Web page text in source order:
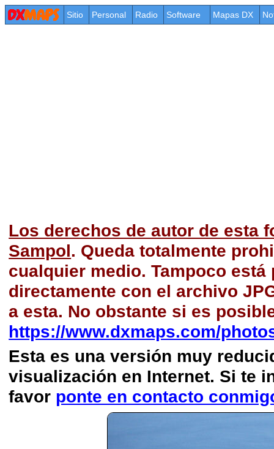
Sitio Personal Radio Software Mapas DX
Los derechos de autor de esta
Sampol. Queda totalmente
cualquier medio. Tampoco
directamente con el archivo
a esta. No obstante si es
https://www.dxmaps.com/
Esta es una versión muy
visualización en Internet. Si te
favor ponte en contacto